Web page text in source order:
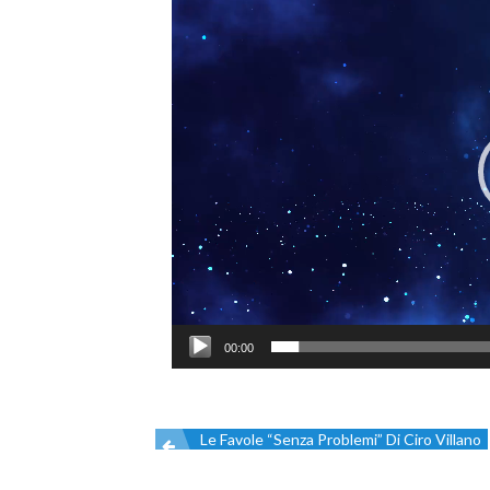
00:00
Navigazione
Le Favole “senza Problemi” Di Ciro Villano